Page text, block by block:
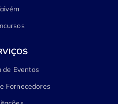
de Eventos
Fornecedores